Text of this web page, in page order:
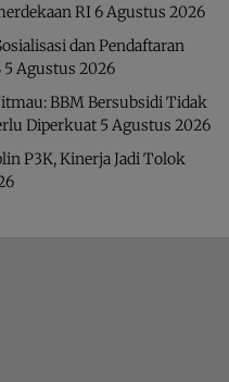
RI6 Agustus 2026
dan Pendaftaran
5 Agustus 2026
BBM Bersubsidi Tidak
Diperkuat 5 Agustus 2026
P3K, Kinerja Jadi Tolok